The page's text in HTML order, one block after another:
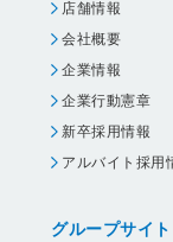
店舗情報
会社概要
企業情報
企業行動憲章
新卒採用情報
アルバイト採用
グループサイト